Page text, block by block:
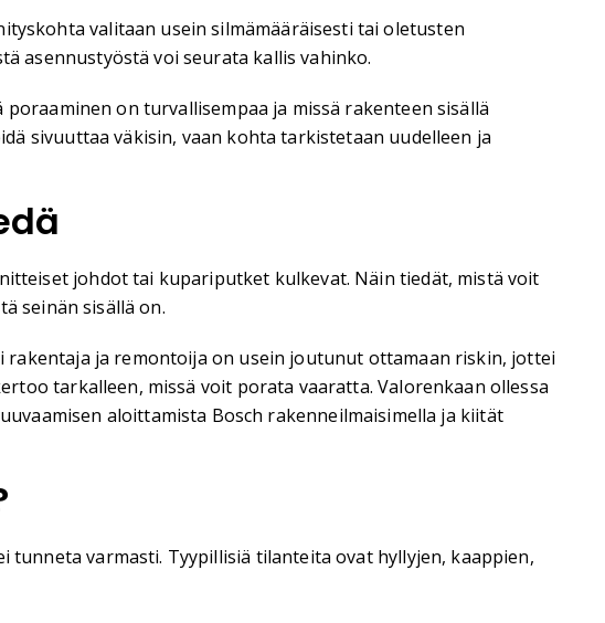
valitaan usein silmämääräisesti tai oletusten
asennustyöstä voi seurata kallis vahinko.
on turvallisempaa ja missä rakenteen sisällä
sivuuttaa väkisin, vaan kohta tarkistetaan uudelleen ja
johdot tai kupariputket kulkevat. Näin tiedät, mistä voit
seinän sisällä on.
ja remontoija on usein joutunut ottamaan riskin, jottei
tarkalleen, missä voit porata vaaratta. Valorenkaan ollessa
aloittamista Bosch rakenneilmaisimella ja kiität
varmasti. Tyypillisiä tilanteita ovat hyllyjen, kaappien,